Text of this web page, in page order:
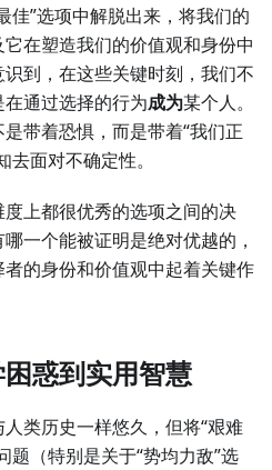
佳”选项中解脱出来，将我们的
它在塑造我们的价值观和身份中
到，在这些关键时刻，我们不
通过选择的行为成为某个人。
带着恐惧，而是带着“我们正
面对不确定性。
上都很优秀的选项之间的决
一个能被证明是绝对优越的，
的身份和价值观中起着关键作
惑到实用智慧
类历史一样悠久，但将“艰难
题（特别是关于“势均力敌”选